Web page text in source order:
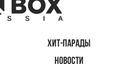
ХИТ-ПАРАДЫ
НОВОСТИ